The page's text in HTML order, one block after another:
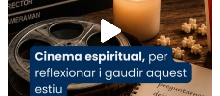
Foto
View on Facebook · Share
Arquebisbat de Barcelona
2 weeks ago
«Avui les santes Juliana i Semproniana ens
ajuden a alçar la mirada»